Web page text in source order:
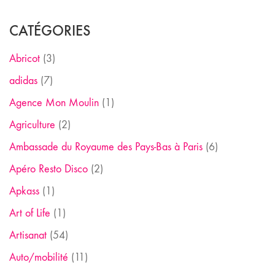
CATÉGORIES
Abricot (3)
adidas (7)
Agence Mon Moulin (1)
Agriculture (2)
Ambassade du Royaume des Pays-Bas à Paris (6)
Apéro Resto Disco (2)
Apkass (1)
Art of Life (1)
Artisanat (54)
Auto/mobilité (11)